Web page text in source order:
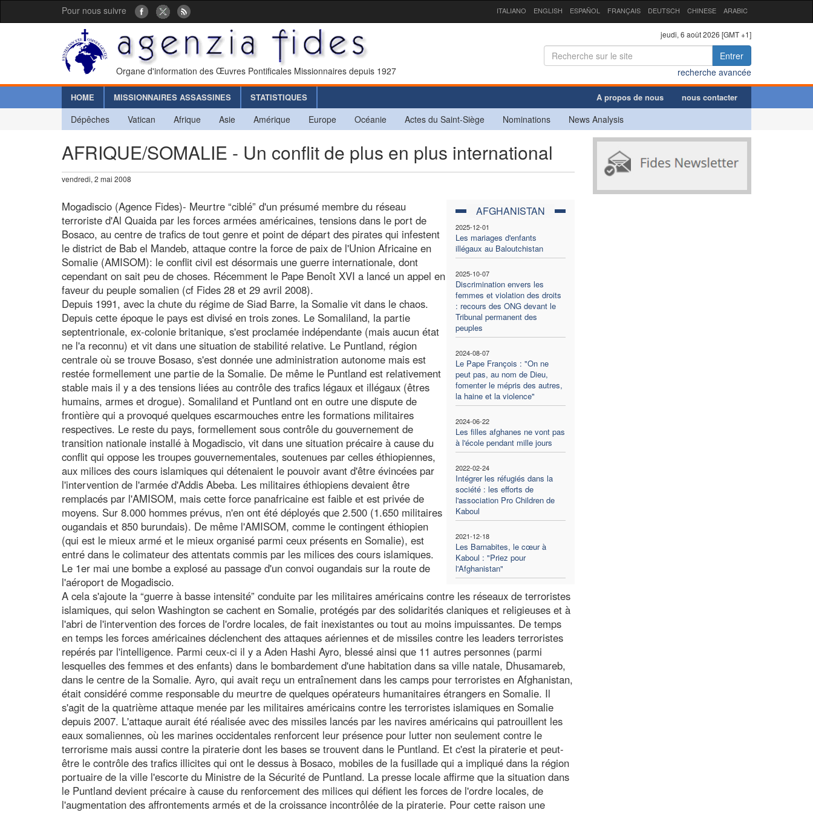
Pour nous suivre ITALIANO ENGLISH ESPAÑOL FRANÇAIS DEUTSCH CHINESE ARABIC
Organe d'information des Œuvres Pontificales Missionnaires depuis 1927
jeudi, 6 août 2026 [GMT +1]
Entrer
recherche avancée
HOME MISSIONNAIRES ASSASSINES STATISTIQUES A propos de nous nous contacter
Dépêches Vatican Afrique Asie Amérique Europe Océanie Actes du Saint-Siège Nominations News Analysis
AFRIQUE/SOMALIE - Un conflit de plus en plus international
vendredi, 2 mai 2008
AFGHANISTAN
2025-12-01
Les mariages d'enfants
illégaux au Baloutchistan
2025-10-07
Discrimination envers les
femmes et violation des droits
: recours des ONG devant le
Tribunal permanent des
peuples
2024-08-07
Le Pape François : "On ne
peut pas, au nom de Dieu,
fomenter le mépris des autres,
la haine et la violence"
2024-06-22
Les filles afghanes ne vont pas
à l'école pendant mille jours
2022-02-24
Intégrer les réfugiés dans la
société : les efforts de
l'association Pro Children de
Kaboul
2021-12-18
Les Barnabites, le cœur à
Kaboul : "Priez pour
l'Afghanistan"
Mogadiscio (Agence Fides)- Meurtre “ciblé” d'un présumé membre du réseau
terroriste d'Al Quaida par les forces armées américaines, tensions dans le port de
Bosaco, au centre de trafics de tout genre et point de départ des pirates qui infestent
le district de Bab el Mandeb, attaque contre la force de paix de l'Union Africaine en
Somalie (AMISOM): le conflit civil est désormais une guerre internationale, dont
cependant on sait peu de choses. Récemment le Pape Benoît XVI a lancé un appel en
faveur du peuple somalien (cf Fides 28 et 29 avril 2008).
Depuis 1991, avec la chute du régime de Siad Barre, la Somalie vit dans le chaos.
Depuis cette époque le pays est divisé en trois zones. Le Somaliland, la partie
septentrionale, ex-colonie britanique, s'est proclamée indépendante (mais aucun état
ne l'a reconnu) et vit dans une situation de stabilité relative. Le Puntland, région
centrale où se trouve Bosaso, s'est donnée une administration autonome mais est
restée formellement une partie de la Somalie. De même le Puntland est relativement
stable mais il y a des tensions liées au contrôle des trafics légaux et illégaux (êtres
humains, armes et drogue). Somaliland et Puntland ont en outre une dispute de
frontière qui a provoqué quelques escarmouches entre les formations militaires
respectives. Le reste du pays, formellement sous contrôle du gouvernement de
transition nationale installé à Mogadiscio, vit dans une situation précaire à cause du
conflit qui oppose les troupes gouvernementales, soutenues par celles éthiopiennes,
aux milices des cours islamiques qui détenaient le pouvoir avant d'être évincées par
l'intervention de l'armée d'Addis Abeba. Les militaires éthiopiens devaient être
remplacés par l'AMISOM, mais cette force panafricaine est faible et est privée de
moyens. Sur 8.000 hommes prévus, n'en ont été déployés que 2.500 (1.650 militaires
ougandais et 850 burundais). De même l'AMISOM, comme le contingent éthiopien
(qui est le mieux armé et le mieux organisé parmi ceux présents en Somalie), est
entré dans le colimateur des attentats commis par les milices des cours islamiques.
Le 1er mai une bombe a explosé au passage d'un convoi ougandais sur la route de
l'aéroport de Mogadiscio.
A cela s'ajoute la “guerre à basse intensité” conduite par les militaires américains contre les réseaux de terroristes
islamiques, qui selon Washington se cachent en Somalie, protégés par des solidarités claniques et religieuses et à
l'abri de l'intervention des forces de l'ordre locales, de fait inexistantes ou tout au moins impuissantes. De temps
en temps les forces américaines déclenchent des attaques aériennes et de missiles contre les leaders terroristes
repérés par l'intelligence. Parmi ceux-ci il y a Aden Hashi Ayro, blessé ainsi que 11 autres personnes (parmi
lesquelles des femmes et des enfants) dans le bombardement d'une habitation dans sa ville natale, Dhusamareb,
dans le centre de la Somalie. Ayro, qui avait reçu un entraînement dans les camps pour terroristes en Afghanistan,
était considéré comme responsable du meurtre de quelques opérateurs humanitaires étrangers en Somalie. Il
s'agit de la quatrième attaque menée par les militaires américains contre les terroristes islamiques en Somalie
depuis 2007. L'attaque aurait été réalisée avec des missiles lancés par les navires américains qui patrouillent les
eaux somaliennes, où les marines occidentales renforcent leur présence pour lutter non seulement contre le
terrorisme mais aussi contre la piraterie dont les bases se trouvent dans le Puntland. Et c'est la piraterie et peut-
être le contrôle des trafics illicites qui ont le dessus à Bosaco, mobiles de la fusillade qui a impliqué dans la région
portuaire de la ville l'escorte du Ministre de la Sécurité de Puntland. La presse locale affirme que la situation dans
le Puntland devient précaire à cause du renforcement des milices qui défient les forces de l'ordre locales, de
l'augmentation des affrontements armés et de la croissance incontrôlée de la piraterie. Pour cette raison une